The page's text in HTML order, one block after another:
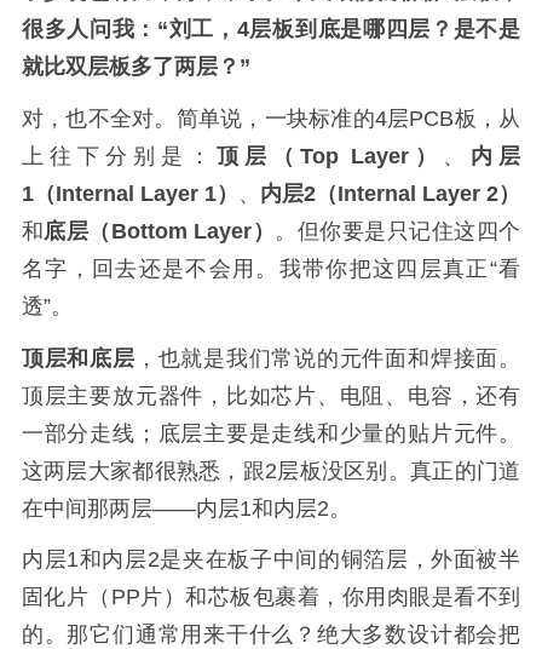
很多人问我：“刘工，4层板到底是哪四层？是不是
就比双层板多了两层？”
对，也不全对。简单说，一块标准的4层PCB板，从
上往下分别是： 顶层（Top Layer） 、 内层
1（Internal Layer 1） 、 内层2（Internal Layer 2）
和底层（Bottom Layer） 。但你要是只记住这四个
名字，回去还是不会用。我带你把这四层真正“看
透”。
顶层和底层 ，也就是我们常说的元件面和焊接面。
顶层主要放元器件，比如芯片、电阻、电容，还有
一部分走线；底层主要是走线和少量的贴片元件。
这两层大家都很熟悉，跟2层板没区别。真正的门道
在中间那两层——内层1和内层2。
内层1和内层2是夹在板子中间的铜箔层，外面被半
固化片（PP片）和芯板包裹着，你用肉眼是看不到
的。那它们通常用来干什么？绝大多数设计都会把